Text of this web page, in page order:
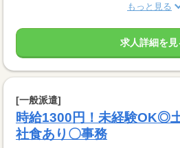
もっと見る
求人詳細を見
[一般派遣]
時給1300円！未経験OK◎
社食あり〇事務